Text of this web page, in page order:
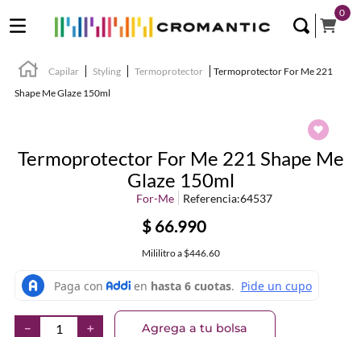
0
Capilar Styling Termoprotector
Termoprotector For Me 221
Shape Me Glaze 150ml
Termoprotector For Me 221 Shape Me
Glaze 150ml
For-Me Referencia:64537
$ 66.990
Mililitroa $446.60
＋
－ Agrega a tu bolsa